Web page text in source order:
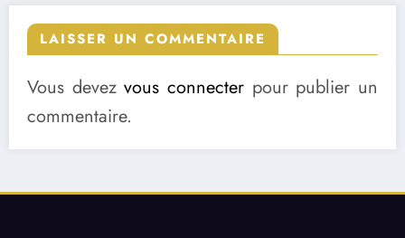
LAISSER UN COMMENTAIRE
Vous devezvous connecter pour publier un
commentaire.